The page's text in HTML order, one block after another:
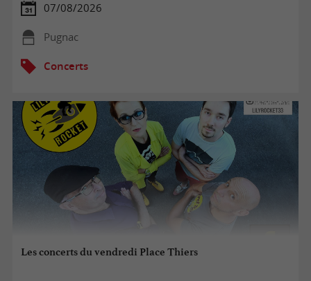
07/08/2026
Pugnac
Concerts
Les concerts du vendredi Place Thiers